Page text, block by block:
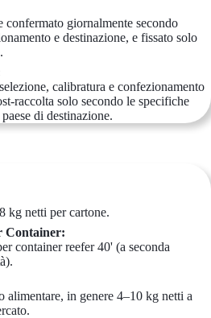
giornalmente secondo
e destinazione, e fissato solo
calibratura e confezionamento
raccolta solo secondo le specifiche
di destinazione.
kg netti per cartone.
Container:
container reefer 40' (a seconda
in genere 4–10 kg netti a